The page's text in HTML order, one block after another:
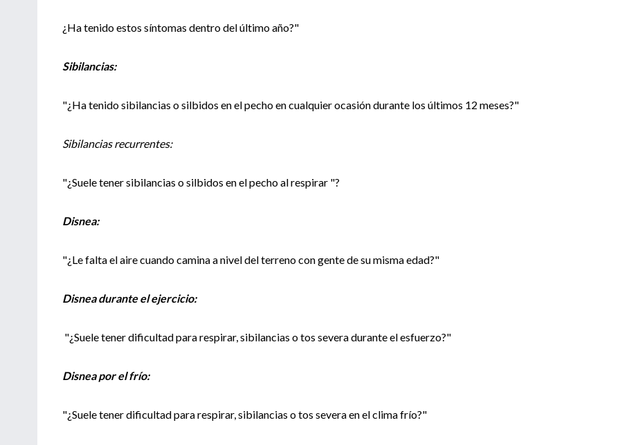
¿Ha tenido estos síntomas dentro del último año?"
Sibilancias:
"¿Ha tenido sibilancias o silbidos en el pecho en cualquier ocasión durante los últimos 12 meses?"
Sibilancias recurrentes:
"¿Suele tener sibilancias o silbidos en el pecho al respirar "?
Disnea:
"¿Le falta el aire cuando camina a nivel del terreno con gente de su misma edad?"
Disnea durante el ejercicio:
"¿Suele tener dificultad para respirar, sibilancias o tos severa durante el esfuerzo?"
Disnea por el frío:
"¿Suele tener dificultad para respirar, sibilancias o tos severa en el clima frío?"